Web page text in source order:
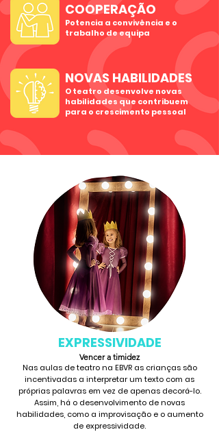
COOPERAÇÃO
Potencia a convivência e o
trabalho de equipa
NOVAS HABILIDADES
O teatro desenvolve novas
habilidades que contribuem
para o crescimento pessoal
EXPRESSIVIDADE
Vencer a timidez
Nas aulas de teatro na EBVR as crianças são
incentivadas a interpretar um texto com as
próprias palavras em vez de apenas decorá-lo.
Assim, há o desenvolvimento de novas
habilidades, como a improvisação e o aumento
de expressividade.